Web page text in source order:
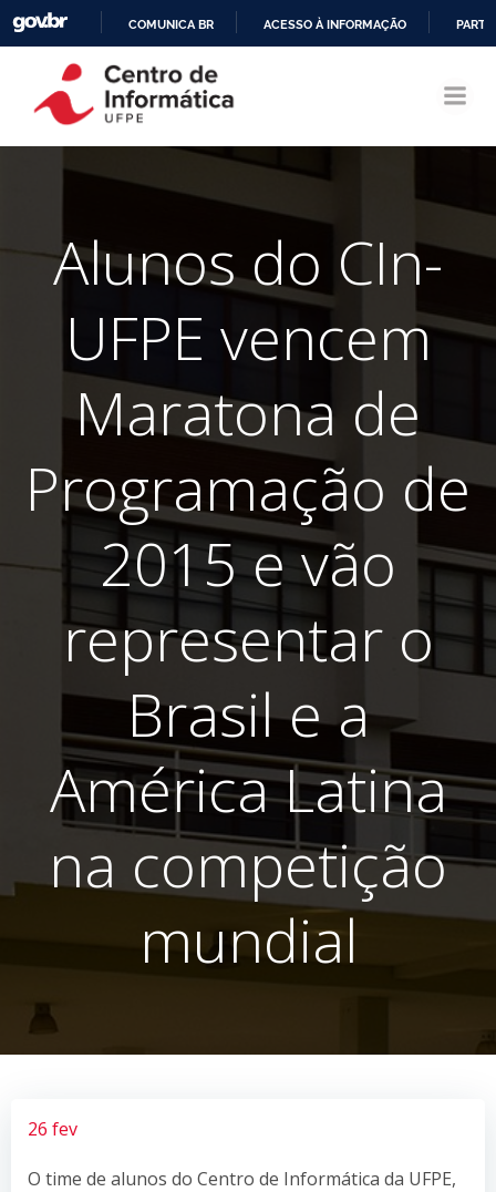
CONTEÚDO
COMUNICA BR ACESSO À INFORMAÇÃO
Alunos do CIn-
UFPE vencem
Maratona de
Programação de
2015 e vão
representar o
Brasil e a
América Latina
na competição
mundial
26 fev
O time de alunos do Centro de Informática da UFPE,